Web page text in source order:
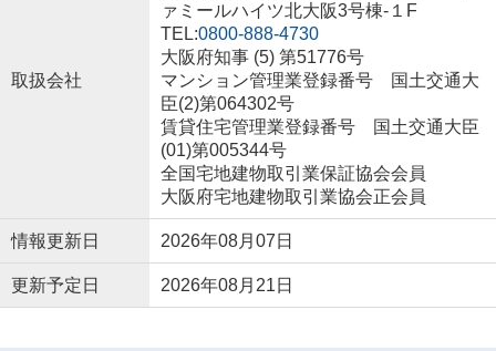
取扱会社
ァミールハイツ北大阪3号棟-１F
TEL:0800-888-4730
大阪府知事 (5) 第51776号
マンション管理業登録番号 国土交通大
臣(2)第064302号
賃貸住宅管理業登録番号 国土交通大臣
(01)第005344号
全国宅地建物取引業保証協会会員
大阪府宅地建物取引業協会正会員
情報更新日 2026年08月07日
更新予定日 2026年08月21日